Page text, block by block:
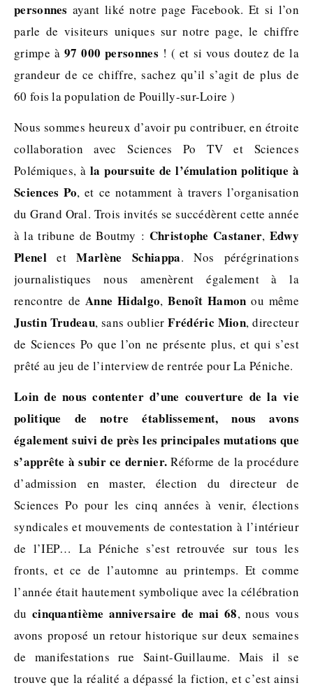
personnes ayant liké notre page Facebook. Et si l’on
parle de visiteurs uniques sur notre page, le chiffre
grimpe à 97 000 personnes ! ( et si vous doutez de la
grandeur de ce chiffre, sachez qu’il s’agit de plus de
60 fois la population de Pouilly-sur-Loire )
Nous sommes heureux d’avoir pu contribuer, en étroite
collaboration avec Sciences Po TV et Sciences
Polémiques, àla poursuite de l’émulation politique à
Sciences Po, et ce notamment à travers l’organisation
du Grand Oral. Trois invités se succédèrent cette année
à la tribune de Boutmy : Christophe Castaner, Edwy
PleneletMarlène Schiappa. Nos pérégrinations
journalistiques nous amenèrent également à la
rencontre deAnne Hidalgo,Benoît Hamon ou même
Justin Trudeau, sans oublierFrédéric Mion, directeur
de Sciences Po que l’on ne présente plus, et qui s’est
prêté au jeu de l’interview de rentrée pour La Péniche.
Loin de nous contenter d’une couverture de la vie
politique de notre établissement, nous avons
également suivi de près les principales mutations que
s’apprête à subir ce dernier. Réforme de la procédure
d’admission en master, élection du directeur de
Sciences Po pour les cinq années à venir, élections
syndicales et mouvements de contestation à l’intérieur
de l’IEP… La Péniche s’est retrouvée sur tous les
fronts, et ce de l’automne au printemps. Et comme
l’année était hautement symbolique avec la célébration
du cinquantième anniversaire de mai 68, nous vous
avons proposé un retour historique sur deux semaines
de manifestations rue Saint-Guillaume. Mais il se
trouve que la réalité a dépassé la fiction, et c’est ainsi